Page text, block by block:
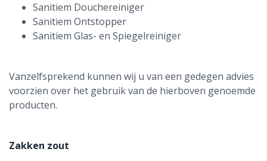
Sanitiem Douchereiniger
Sanitiem Ontstopper
Sanitiem Glas- en Spiegelreiniger
Vanzelfsprekend kunnen wij u van een gedegen advies
voorzien over het gebruik van de hierboven genoemde
producten.
Zakken zout